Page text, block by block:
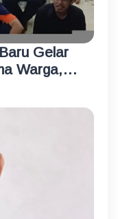
Gelar
Warga,